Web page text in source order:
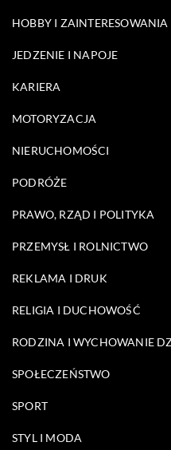
HOBBY I ZAINTERESOWANIA
JEDZENIE I NAPOJE
KARIERA
MOTORYZACJA
NIERUCHOMOŚCI
PODRÓŻE
PRAWO, RZĄD I POLITYKA
PRZEMYSŁ I ROLNICTWO
REKLAMA I DRUK
RELIGIA I DUCHOWOŚĆ
RODZINA I WYCHOWANIE
SPOŁECZEŃSTWO
SPORT
STYL I MODA